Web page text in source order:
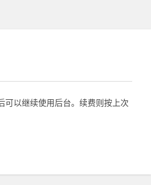
可以继续使用后台。续费则按上次